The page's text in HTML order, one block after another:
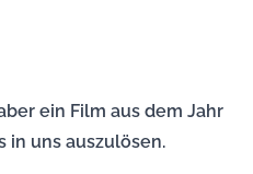
ein Film aus dem Jahr
in uns auszulösen.